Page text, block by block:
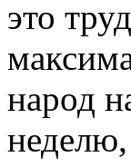
это
народ